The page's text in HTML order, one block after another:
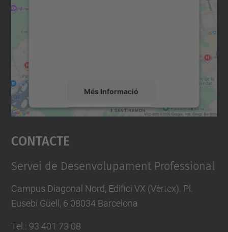
Més Informació
Accepta
powered by
Contacte
Servei de Desenvolupament Professional
Campus Diagonal Nord, Edifici VX (Vèrtex). Pl.
Eusebi Güell, 6 08034 Barcelona
Tel. : 93 401 73 08